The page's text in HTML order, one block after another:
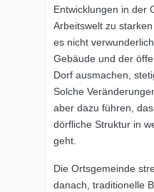
Entwicklungen in der
Arbeitswelt zu
es nicht
Gebäude und der
Dorf ausmachen,
Solche
aber dazu führen,
dörfliche Struktur in
geht.
Die Ortsgemeinde
danach, traditionelle